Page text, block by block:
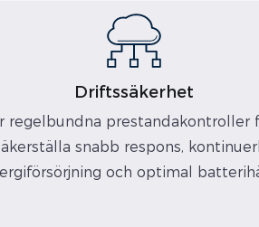
Driftssäkerhet
regelbundna prestandakontroller
snabb respons,
och optimal